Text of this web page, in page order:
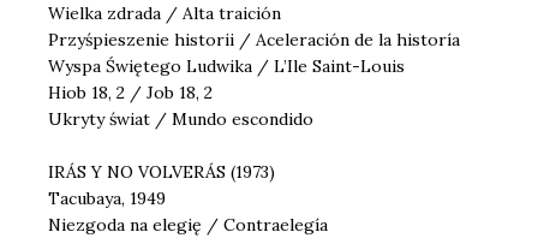
Wielka zdrada / Alta traición
Przyśpieszenie historii / Aceleración de la historía
Wyspa Świętego Ludwika / L’Ile Saint-Louis
Hiob 18, 2 / Job 18, 2
Ukryty świat / Mundo escondido
IRÁS Y NO VOLVERÁS (1973)
Tacubaya, 1949
Niezgoda na elegię / Contraelegía